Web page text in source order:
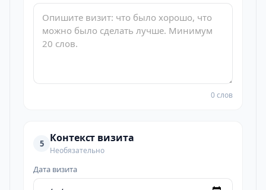
0 слов
5 Контекст визита
Необязательно
Дата визита